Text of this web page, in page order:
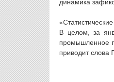
динамика
В целом, за
промышленное
приводит слова